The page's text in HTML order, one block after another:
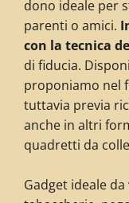
dono ideale per
parenti o amici.
con la tecnica
di fiducia.
proponiamo nel
tuttavia previa
anche in altri
quadretti da
Gadget ideale